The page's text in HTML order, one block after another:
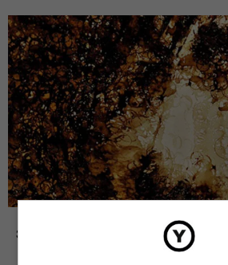
35.
Una serie fotográfica de
dejado ‘colgadas’